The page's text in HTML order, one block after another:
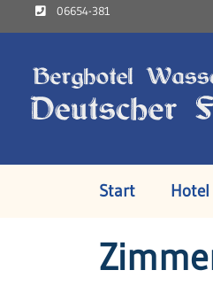
Inhalt
06654-381
Start Hotel